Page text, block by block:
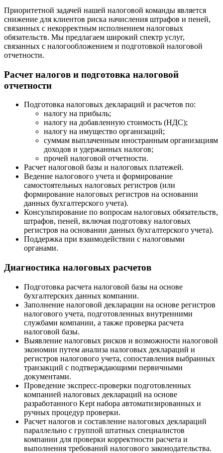
Приоритетной задачей нашей налоговой команды является
снижение для клиентов риска начисления штрафов и пеней,
связанных с некорректным исполнением налоговых
обязательств. Мы предлагаем широкий спектр услуг,
связанных с налогообложением и подготовкой налоговой
отчетности.
Расчет налогов и подготовка налоговой
отчетности
Подготовка налоговых деклараций и расчетов по:
налогу на прибыль;
налогу на добавленную стоимость (НДС);
налогу на имущество организаций;
суммам выплаченным иностранным организациям
доходов и удержанных налогов;
прочей налоговой отчетности.
Расчет налоговой базы и налоговых платежей.
Ведение налогового учета и формирование
самостоятельных налоговых регистров (или
формирование налоговых регистров на основании
данных бухгалтерского учета).
Консультирование по вопросам налоговых обязательств,
штрафов, пеней, включая подготовку налоговых
регистров на основании данных бухгалтерского учета).
Поддержка при взаимодействии с налоговыми
органами.
Диагностика налоговых расчетов
Подготовка расчета налоговой базы на основе
бухгалтерских данных компании.
Заполнение налоговой декларации на основе регистров
налогового учета, подготовленных внутренними
службами компании, а также проверка расчета
налоговой базы.
Выявление налоговых рисков и возможности налоговой
экономии путем анализа налоговых деклараций и
регистров налогового учета, сопоставления выбранных
транзакций с подтверждающими первичными
документами.
Проведение экспресс-проверки подготовленных
компанией налоговых деклараций на основе
разработанного Kept набора автоматизированных и
ручных процедур проверки.
Расчет налогов и составление налоговых деклараций
параллельно с группой штатных специалистов
компании для проверки корректности расчета и
выполнения требований налогового законодательства.